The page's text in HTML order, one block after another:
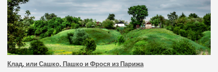
Клад, или Сашко, Пашко и Фрося из Парижа